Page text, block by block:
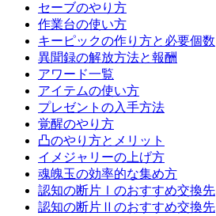
セーブのやり方
作業台の使い方
キーピックの作り方と必要個数
異聞録の解放方法と報酬
アワード一覧
アイテムの使い方
プレゼントの入手方法
覚醒のやり方
凸のやり方とメリット
イメジャリーの上げ方
魂魄玉の効率的な集め方
認知の断片Ⅰのおすすめ交換先
認知の断片Ⅱのおすすめ交換先